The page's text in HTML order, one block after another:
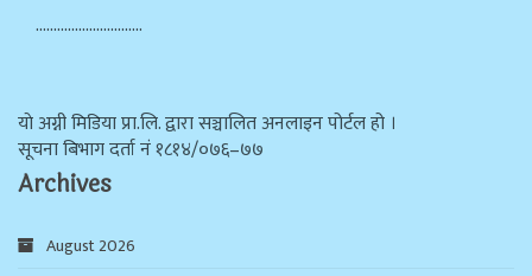
…………………………
याे अग्नी मिडिया प्रा.लि. द्वारा सञ्चालित अनलाइन पोर्टल हो ।
सूचना बिभाग दर्ता न‌ं १८१४/०७६–७७
Archives
August 2026